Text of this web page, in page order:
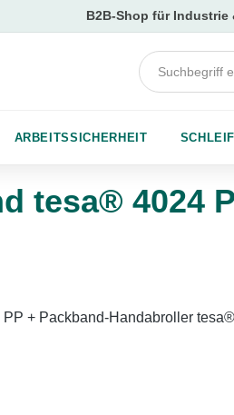
ARBEITSSICHERHEIT
tesa® 4024